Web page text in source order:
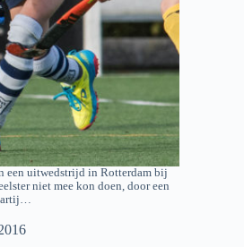
een uitwedstrijd in Rotterdam bij
niet mee kon doen, door een